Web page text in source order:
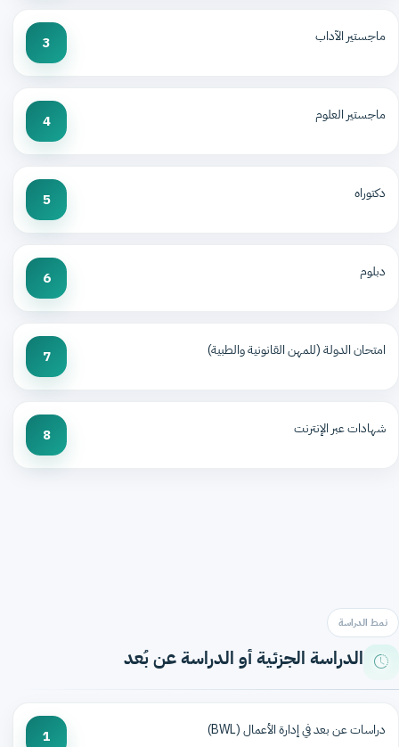
ماجستير الآداب 3
ماجستير العلوم 4
دكتوراه 5
دبلوم 6
امتحان الدولة (للمهن القانونية والطبية) 7
شهادات عبر الإنترنت 8
نمط الدراسة
الدراسة الجزئية أو الدراسة عن بُعد
دراسات عن بعد في إدارة الأعمال (BWL) 1